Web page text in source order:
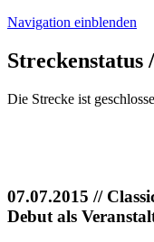
Navigation einblenden
Die Strecke ist
07.07.2015 //
Debut als